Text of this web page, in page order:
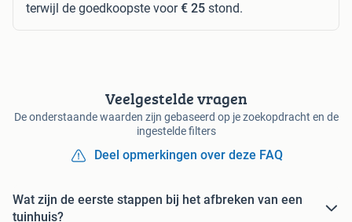
terwijl de goedkoopste voor€ 25 stond.
Veelgestelde vragen
De onderstaande waarden zijn gebaseerd op je zoekopdracht en de
ingestelde filters
Deel opmerkingen over deze FAQ
Wat zijn de eerste stappen bij het afbreken van een
tuinhuis?